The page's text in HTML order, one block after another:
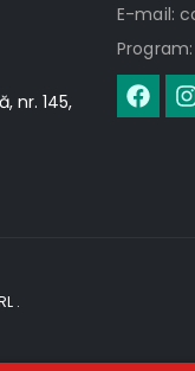
nr. 145,
E-mail:
.